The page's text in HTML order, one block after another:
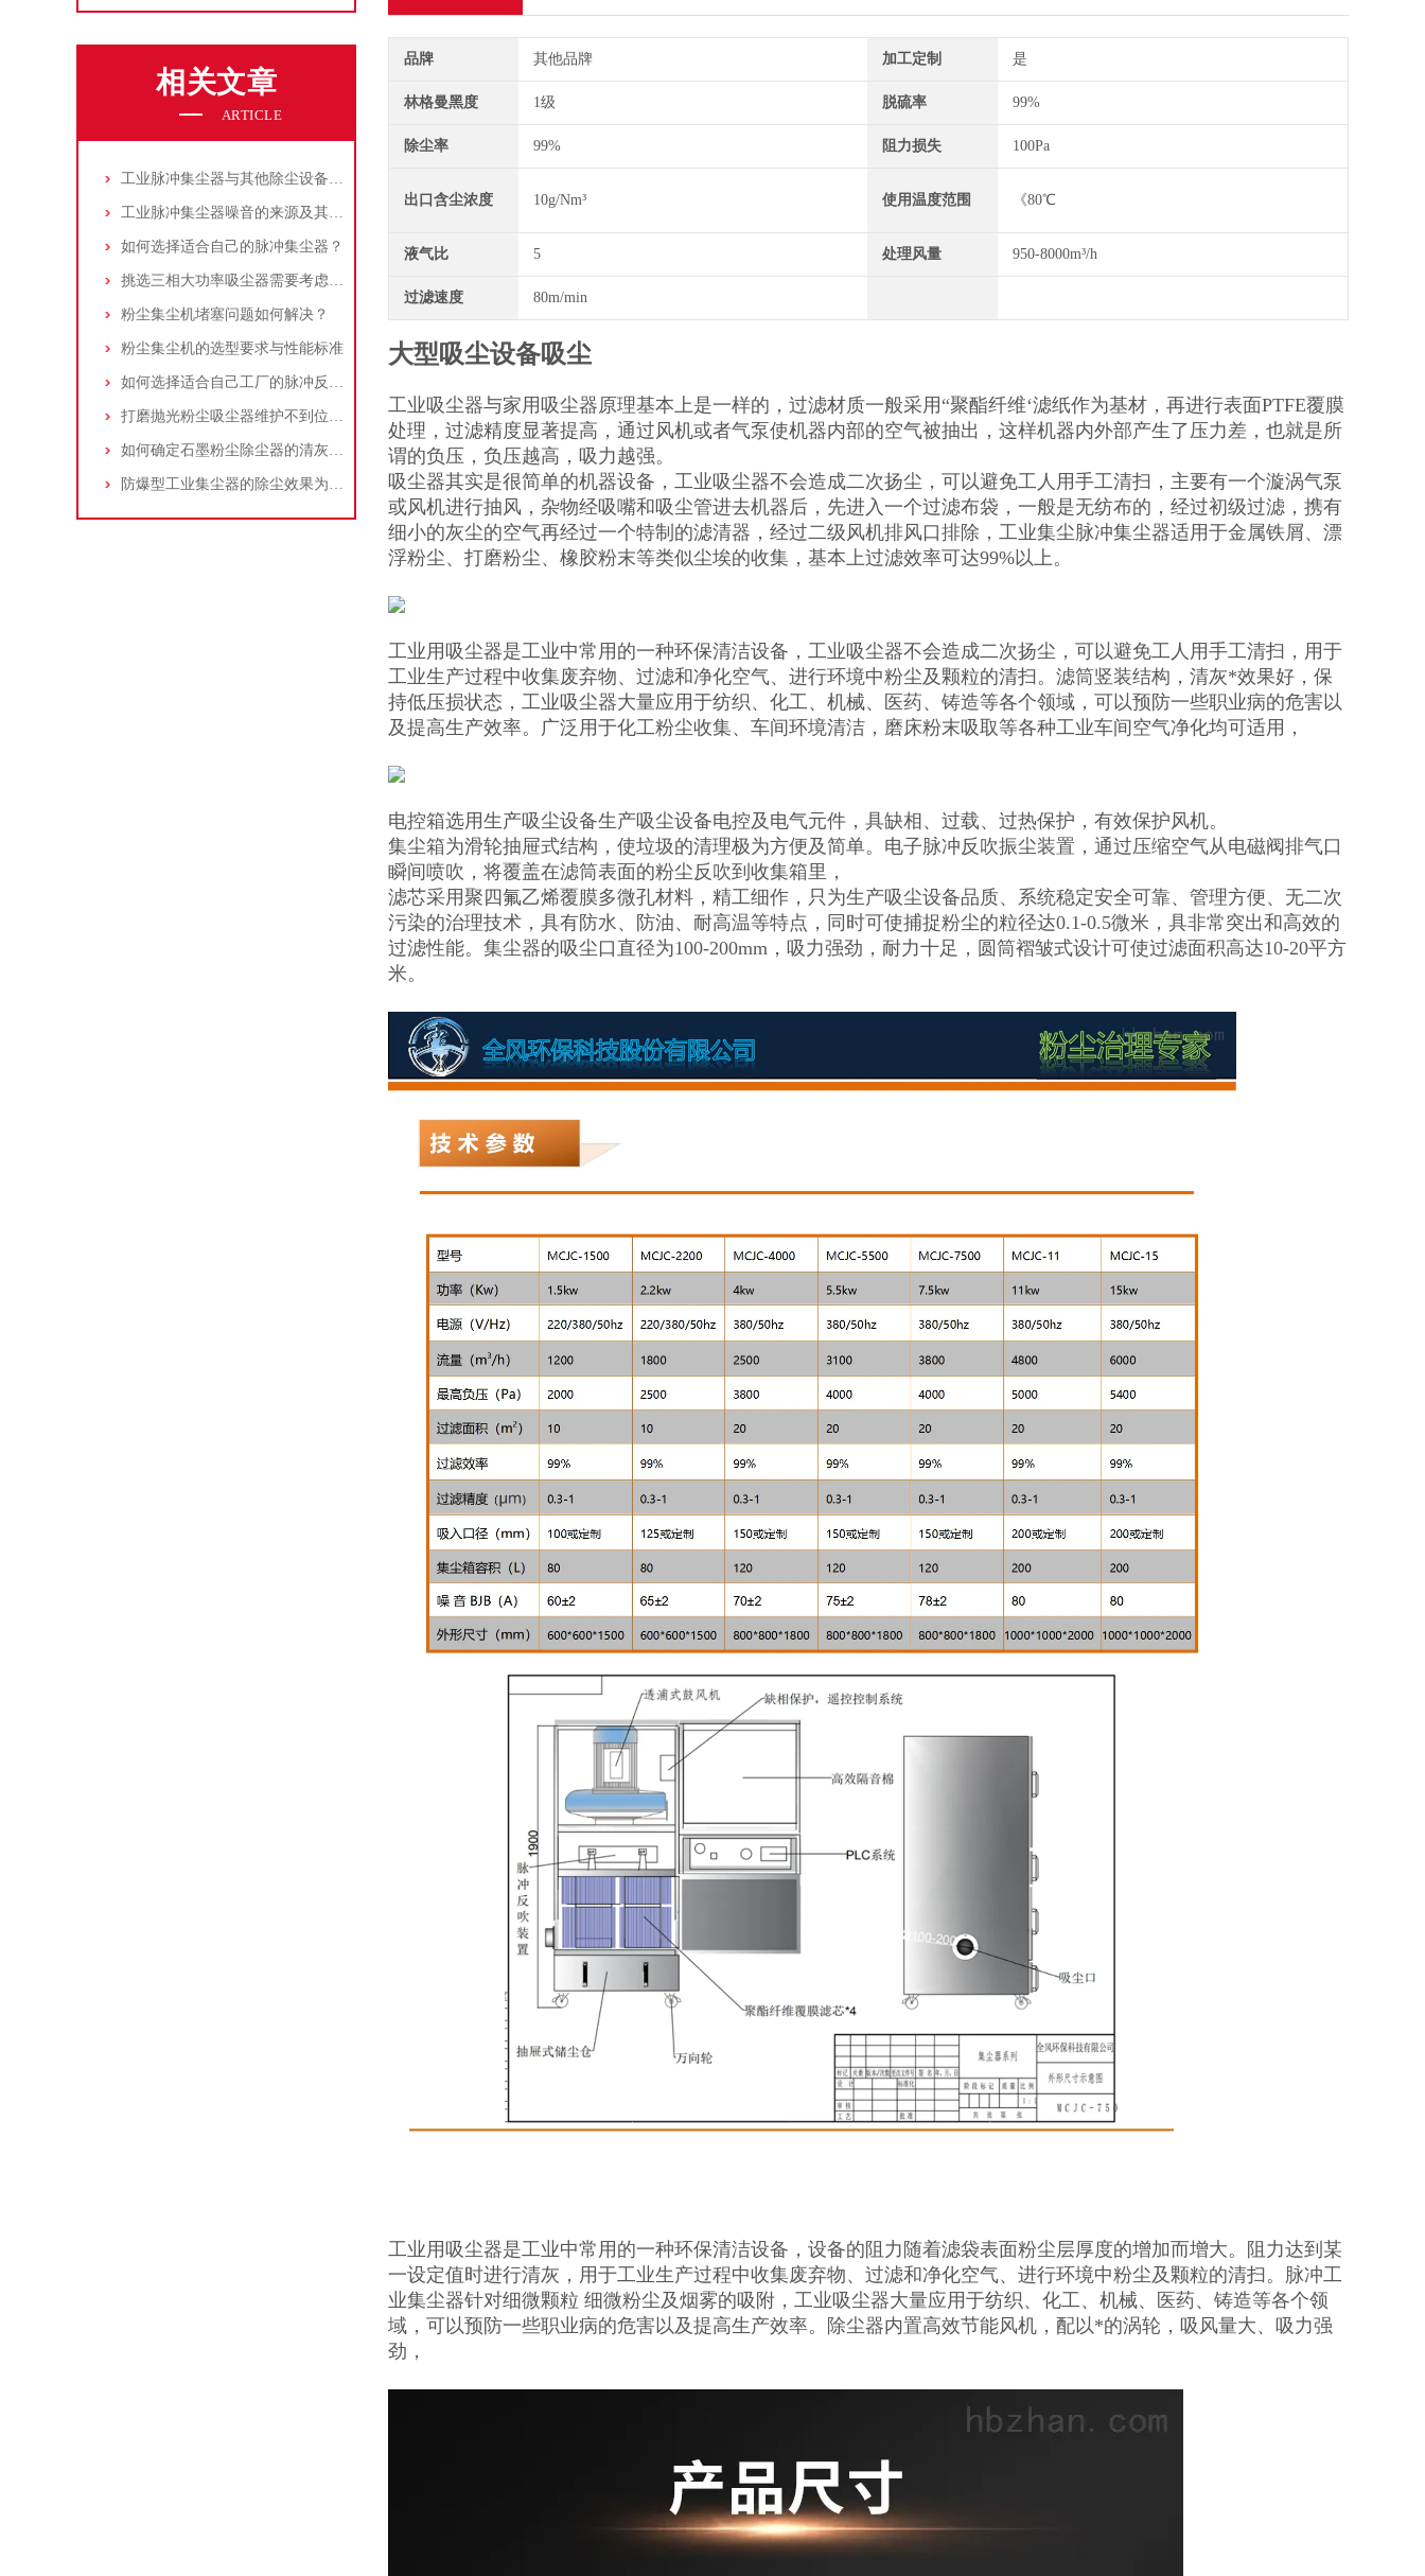
相关文章
ARTICLE
工业脉冲集尘器与其他除尘设备的比较
工业脉冲集尘器噪音的来源及其控制策略
如何选择适合自己的脉冲集尘器？
挑选三相大功率吸尘器需要考虑哪些问题？
粉尘集尘机堵塞问题如何解决？
粉尘集尘机的选型要求与性能标准
如何选择适合自己工厂的脉冲反吹工业集尘器
打磨抛光粉尘吸尘器维护不到位，那是你没有注意这些而已！
如何确定石墨粉尘除尘器的清灰速度？
防爆型工业集尘器的除尘效果为何不佳？
品牌 其他品牌 加工定制 是
林格曼黑度 1级 脱硫率 99%
除尘率 99% 阻力损失 100Pa
出口含尘浓度 10g/Nm³ 使用温度范围 《80℃
液气比 5 处理风量 950-8000m³/h
过滤速度 80m/min
大型吸尘设备吸尘
工业吸尘器与家用吸尘器原理基本上是一样的，过滤材质一般采用“聚酯纤维‘滤纸作为基材，再进行表面PTFE覆膜
处理，过滤精度显著提高，通过风机或者气泵使机器内部的空气被抽出，这样机器内外部产生了压力差，也就是所
谓的负压，负压越高，吸力越强。
吸尘器其实是很简单的机器设备，工业吸尘器不会造成二次扬尘，可以避免工人用手工清扫，主要有一个漩涡气泵
或风机进行抽风，杂物经吸嘴和吸尘管进去机器后，先进入一个过滤布袋，一般是无纺布的，经过初级过滤，携有
细小的灰尘的空气再经过一个特制的滤清器，经过二级风机排风口排除，工业集尘脉冲集尘器适用于金属铁屑、漂
浮粉尘、打磨粉尘、橡胶粉末等类似尘埃的收集，基本上过滤效率可达99%以上。
工业用吸尘器是工业中常用的一种环保清洁设备，工业吸尘器不会造成二次扬尘，可以避免工人用手工清扫，用于
工业生产过程中收集废弃物、过滤和净化空气、进行环境中粉尘及颗粒的清扫。滤筒竖装结构，清灰*效果好，保
持低压损状态，工业吸尘器大量应用于纺织、化工、机械、医药、铸造等各个领域，可以预防一些职业病的危害以
及提高生产效率。广泛用于化工粉尘收集、车间环境清洁，磨床粉末吸取等各种工业车间空气净化均可适用，
电控箱选用生产吸尘设备生产吸尘设备电控及电气元件，具缺相、过载、过热保护，有效保护风机。
集尘箱为滑轮抽屉式结构，使垃圾的清理极为方便及简单。电子脉冲反吹振尘装置，通过压缩空气从电磁阀排气口
瞬间喷吹，将覆盖在滤筒表面的粉尘反吹到收集箱里，
滤芯采用聚四氟乙烯覆膜多微孔材料，精工细作，只为生产吸尘设备品质、系统稳定安全可靠、管理方便、无二次
污染的治理技术，具有防水、防油、耐高温等特点，同时可使捕捉粉尘的粒径达0.1-0.5微米，具非常突出和高效的
过滤性能。集尘器的吸尘口直径为100-200mm，吸力强劲，耐力十足，圆筒褶皱式设计可使过滤面积高达10-20平方
米。
工业用吸尘器是工业中常用的一种环保清洁设备，设备的阻力随着滤袋表面粉尘层厚度的增加而增大。阻力达到某
一设定值时进行清灰，用于工业生产过程中收集废弃物、过滤和净化空气、进行环境中粉尘及颗粒的清扫。脉冲工
业集尘器针对细微颗粒 细微粉尘及烟雾的吸附，工业吸尘器大量应用于纺织、化工、机械、医药、铸造等各个领
域，可以预防一些职业病的危害以及提高生产效率。除尘器内置高效节能风机，配以*的涡轮，吸风量大、吸力强
劲，